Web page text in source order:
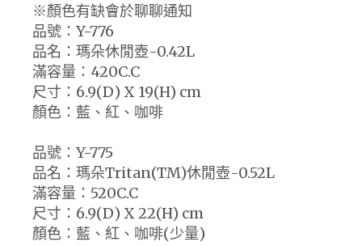
※顏色有缺會於聊聊通知
品號：Y-776
品名：瑪朵休閒壺-0.42L
滿容量：420C.C
尺寸：6.9(D) X 19(H) cm
顏色：藍、紅、咖啡
品號：Y-775
品名：瑪朵Tritan(TM)休閒壺-0.52L
滿容量：520C.C
尺寸：6.9(D) X 22(H) cm
顏色：藍、紅、咖啡(少量)